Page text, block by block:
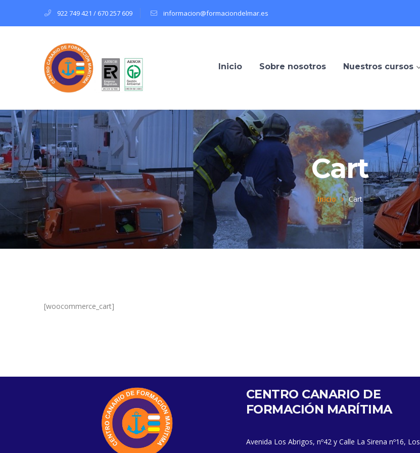
922 749 421 / 670 257 609 informacion@formaciondelmar.es
Inicio Sobre nosotros Nuestros cursos
Cart
Inicio Cart
[woocommerce_cart]
CENTRO CANARIO DE
FORMACIÓN MARÍTIMA
Avenida Los Abrigos, nº42 y Calle La Sirena nº16, Los